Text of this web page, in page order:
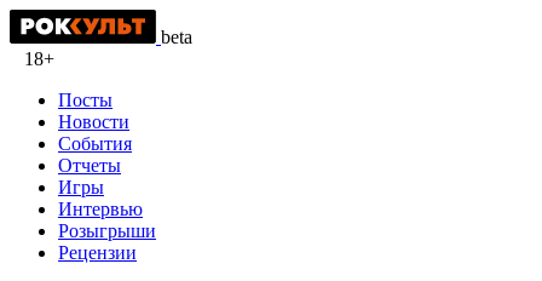
beta
18+
Посты
Новости
События
Отчеты
Игры
Интервью
Розыгрыши
Рецензии